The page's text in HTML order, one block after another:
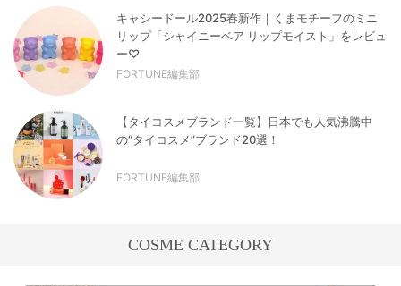
キャシードール2025春新作｜くまモチーフのミニ
リップ「シャイニーベア リップモイスト」をレビュ
ー♡
FORTUNE編集部
【タイコスメブランド一覧】日本でも人気沸騰中
の“タイコスメ”ブランド20選！
FORTUNE編集部
COSME CATEGORY